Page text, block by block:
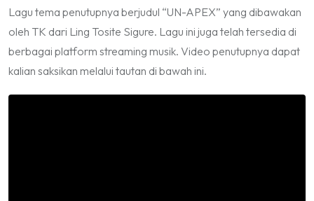
Lagu tema penutupnya berjudul “UN-APEX” yang dibawakan
oleh TK dari Ling Tosite Sigure. Lagu ini juga telah tersedia di
berbagai platform streaming musik. Video penutupnya dapat
kalian saksikan melalui tautan di bawah ini.